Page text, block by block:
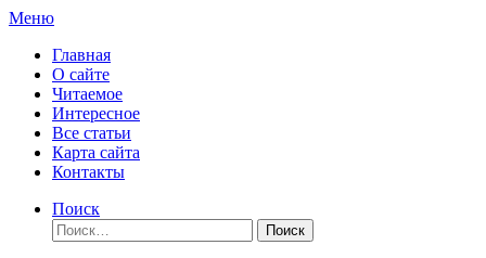
Перейти
содержимому
Меню
Главная
О сайте
Читаемое
Интересное
Все статьи
Карта сайта
Контакты
Поиск
Найти: